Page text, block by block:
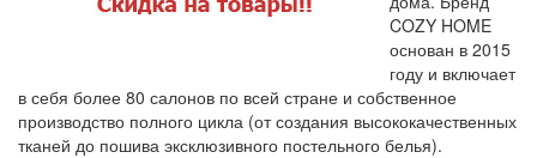
COZY HOME
основан в 2015
году и включает
в себя более 80 салонов по всей стране и собственное
производство полного цикла (от создания высококачественных
тканей до пошива эксклюзивного постельного белья).